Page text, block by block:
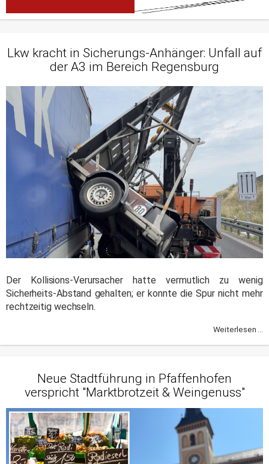
Lkw kracht in Sicherungs-Anhänger: Unfall auf
der A3 im Bereich Regensburg
Der Kollisions-Verursacher hatte vermutlich zu wenig
Sicherheits-Abstand gehalten; er konnte die Spur nicht mehr
rechtzeitig wechseln.
Weiterlesen ...
Neue Stadtführung in Pfaffenhofen
verspricht "Marktbrotzeit & Weingenuss"